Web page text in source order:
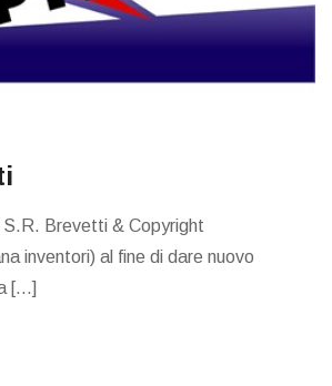
Brevetti & Copyright
inventori) al fine di dare nuovo
[...]